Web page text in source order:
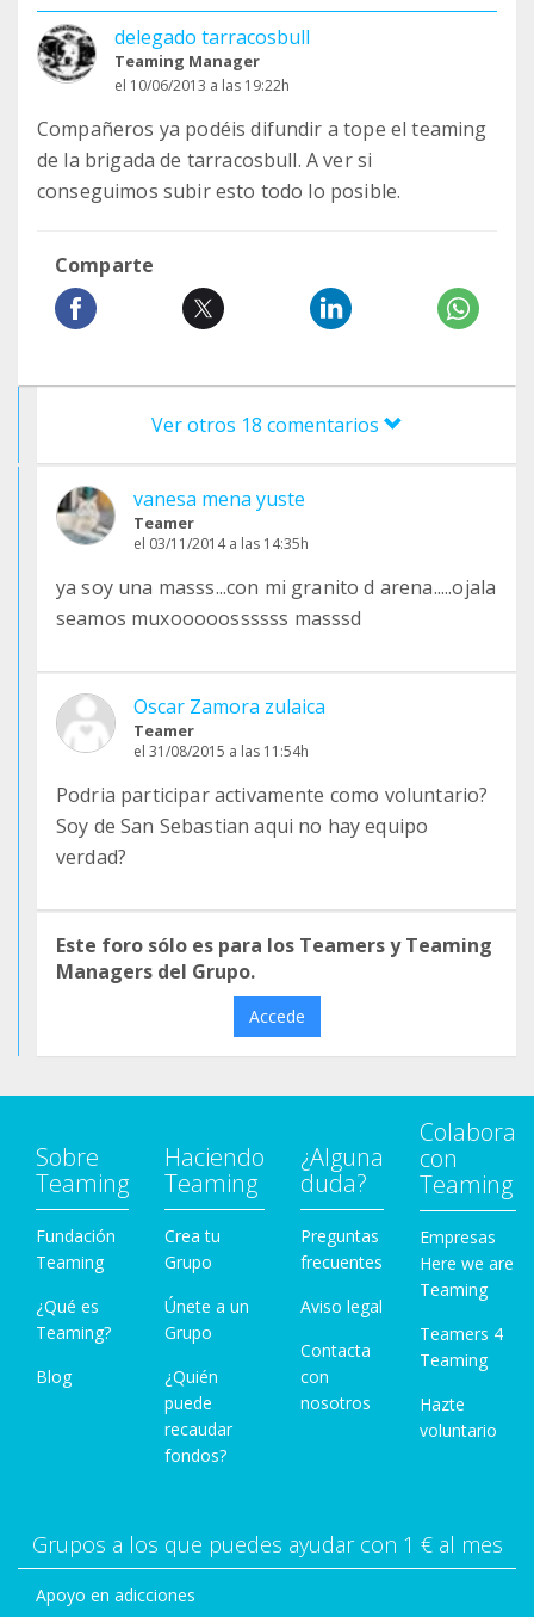
delegado tarracosbull
Teaming Manager
el 10/06/2013 a las 19:22h
Compañeros ya podéis difundir a tope el teaming
de la brigada de tarracosbull. A ver si
conseguimos subir esto todo lo posible.
Comparte
Ver otros 18 comentarios
vanesa mena yuste
Teamer
el 03/11/2014 a las 14:35h
ya soy una masss...con mi granito d arena.....ojala
seamos muxooooossssss masssd
Oscar Zamora zulaica
Teamer
el 31/08/2015 a las 11:54h
Podria participar activamente como voluntario?
Soy de San Sebastian aqui no hay equipo
verdad?
Este foro sólo es para los Teamers y Teaming
Managers del Grupo.
Accede
Sobre
Teaming
Fundación
Teaming
¿Qué es
Teaming?
Blog
Haciendo
Teaming
Crea tu
Grupo
Únete a un
Grupo
¿Quién
puede
recaudar
fondos?
¿Alguna
duda?
Preguntas
frecuentes
Aviso legal
Contacta
con
nosotros
Colabora
con
Teaming
Empresas
Here we are
Teaming
Teamers 4
Teaming
Hazte
voluntario
Grupos a los que puedes ayudar con 1 € al mes
Apoyo en adicciones